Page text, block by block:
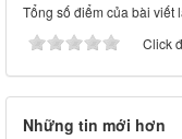
Tổng số điểm của bài viết
Click
Những tin mới hơn